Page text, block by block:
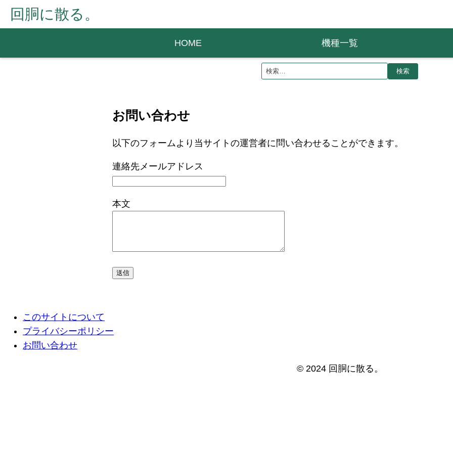
回胴に散る。
HOME 機種一覧
お問い合わせ
以下のフォームより当サイトの運営者に問い合わせることができます。
連絡先メールアドレス
本文
このサイトについて
プライバシーポリシー
お問い合わせ
© 2024 回胴に散る。